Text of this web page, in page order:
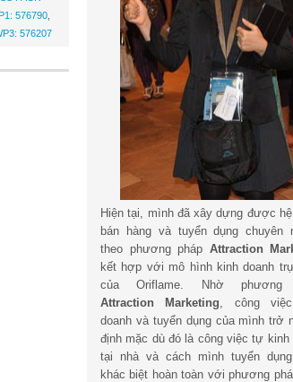
576790
576207
Hiện tại, mình đã xây dựng được
bán hàng và tuyển dụng chuyên
theo phương pháp Attraction
kết hợp với mô hình kinh doanh
của Oriflame. Nhờ phương
Attraction Marketing, công
doanh và tuyển dụng của mình trở
định mặc dù đó là công việc tự kinh
tại nhà và cách mình tuyển
khác biệt hoàn toàn với phương